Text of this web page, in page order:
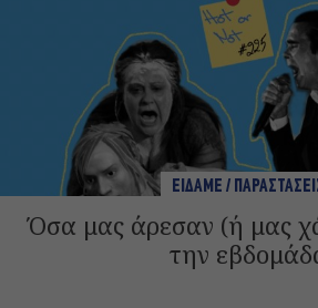
ΕΙΔΑΜΕ /
Όσα μας άρεσαν (ή μας
την